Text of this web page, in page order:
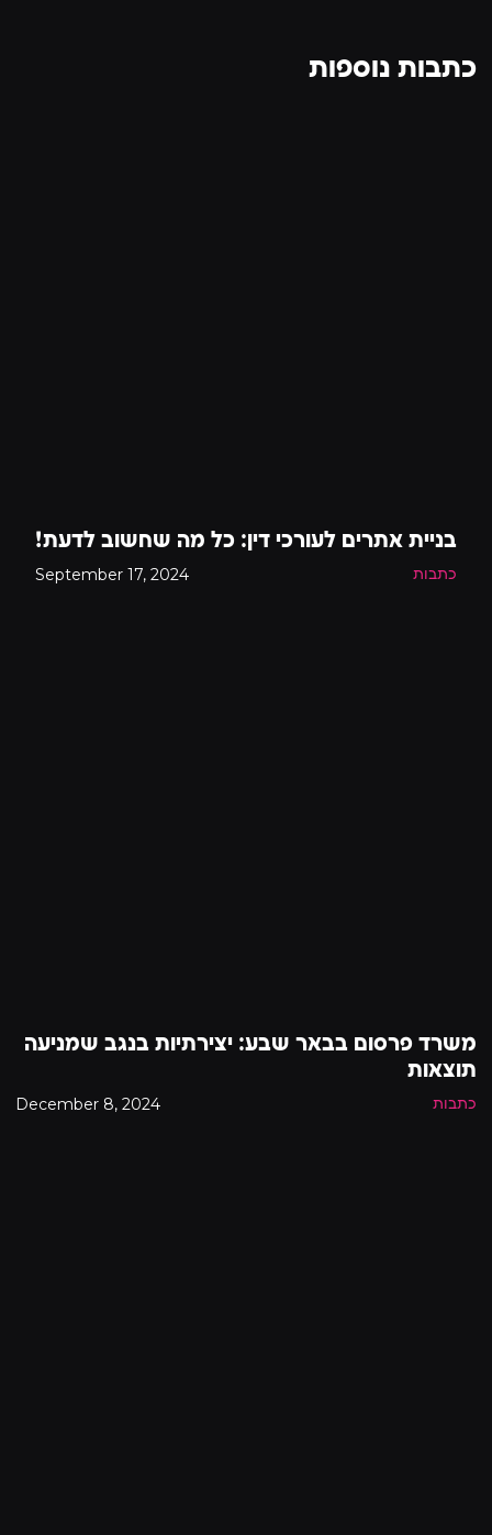
כתבות נוספות
בניית אתרים לעורכי דין: כל מה שחשוב לדעת!
כתבות September 17, 2024
משרד פרסום בבאר שבע: יצירתיות בנגב שמניעה
תוצאות
כתבות December 8, 2024